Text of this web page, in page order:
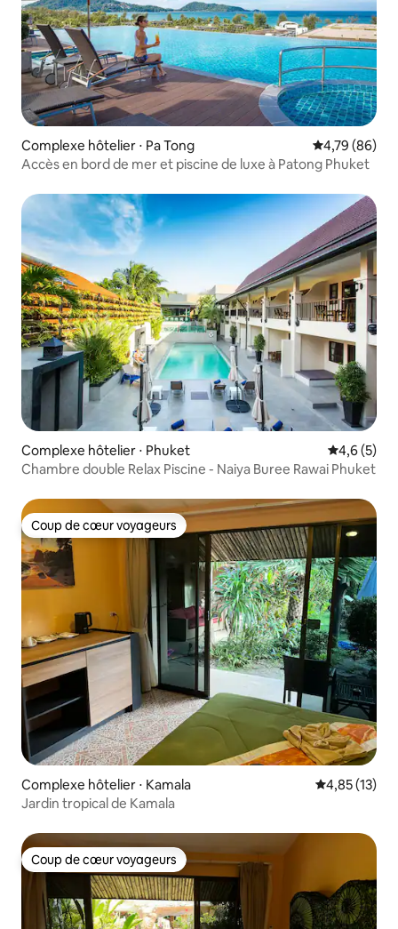
Complexe hôtelier ⋅ Pa Tong Évaluation
4,79 (86)
Accès en bord de mer et piscine de luxe à Patong Phuket
Complexe hôtelier ⋅ Phuket Évaluation
4,6 (5)
Chambre double Relax Piscine - Naiya Buree Rawai Phuket
Coup de cœur voyageurs
Coup de cœur voyageurs
Complexe hôtelier ⋅ Kamala Évaluation
4,85 (13)
Jardin tropical de Kamala
Coup de cœur voyageurs
Coup de cœur voyageurs